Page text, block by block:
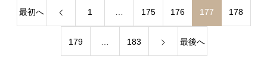
最初へ 1 175 176 177 178
179 183 最後へ